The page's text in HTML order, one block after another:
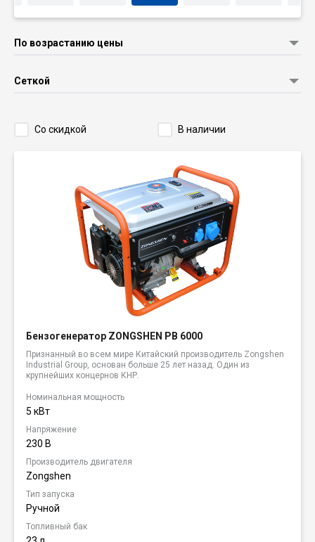
По возрастанию цены
Сеткой
Со скидкой В наличии
Бензогенератор ZONGSHEN PB 6000
Признанный во всем мире Китайский производитель Zongshen
Industrial Group, основан больше 25 лет назад. Один из
крупнейших концернов КНР.
Номинальная мощность
5 кВт
Напряжение
230 В
Производитель двигателя
Zongshen
Тип запуска
Ручной
Топливный бак